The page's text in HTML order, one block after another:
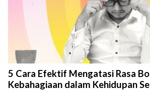
5 Cara Efektif Mengatasi Rasa
Kebahagiaan dalam Kehidupan